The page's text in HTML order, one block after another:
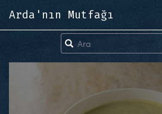
Arda'nın Mutfağı